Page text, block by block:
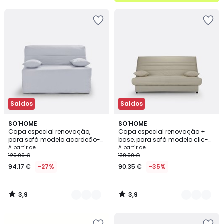
Saldos
SO'HOME
Capa especial renovação,
para sofá modelo acordeão-
BZ
A partir de
129.00 €
94.17 € -27%
3,9
/ 5
6
Cores
3,9
/
Saldos
SO'HOME
Capa especial renovação +
base, para sofá modelo clic-
clac
A partir de
139.00 €
90.35 € -35%
3,9
/ 5
6
Cores
3,9
/